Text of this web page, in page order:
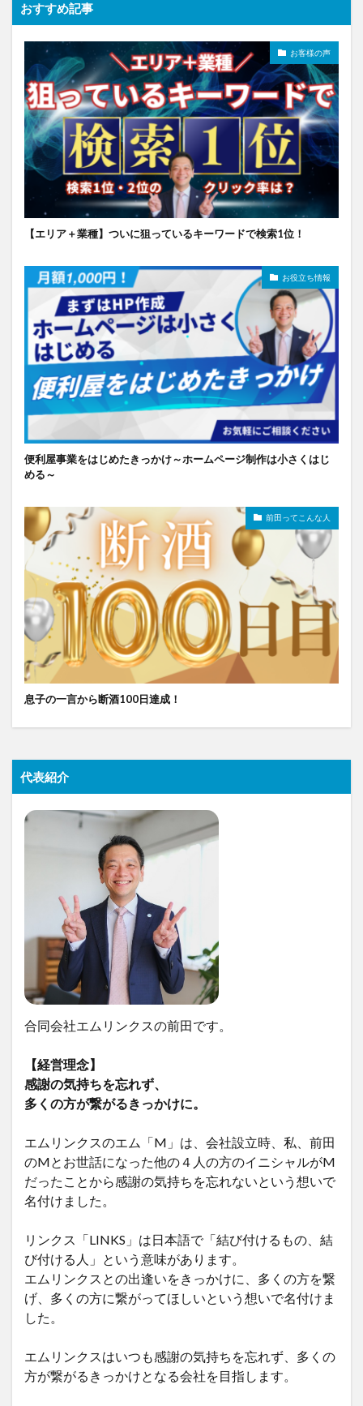
おすすめ記事
お客様の声
【エリア＋業種】ついに狙っているキーワードで検索1位！
お役立ち情報
便利屋事業をはじめたきっかけ～ホームページ制作は小さくはじ
める～
前田ってこんな人
息子の一言から断酒100日達成！
代表紹介
合同会社エムリンクスの前田です。
【経営理念】
感謝の気持ちを忘れず、
多くの方が繋がるきっかけに。
エムリンクスのエム「M」は、会社設立時、私、前田
のMとお世話になった他の４人の方のイニシャルがM
だったことから感謝の気持ちを忘れないという想いで
名付けました。
リンクス「LINKS」は日本語で「結び付けるもの、結
び付ける人」という意味があります。
エムリンクスとの出逢いをきっかけに、多くの方を繋
げ、多くの方に繋がってほしいという想いで名付けま
した。
エムリンクスはいつも感謝の気持ちを忘れず、多くの
方が繋がるきっかけとなる会社を目指します。